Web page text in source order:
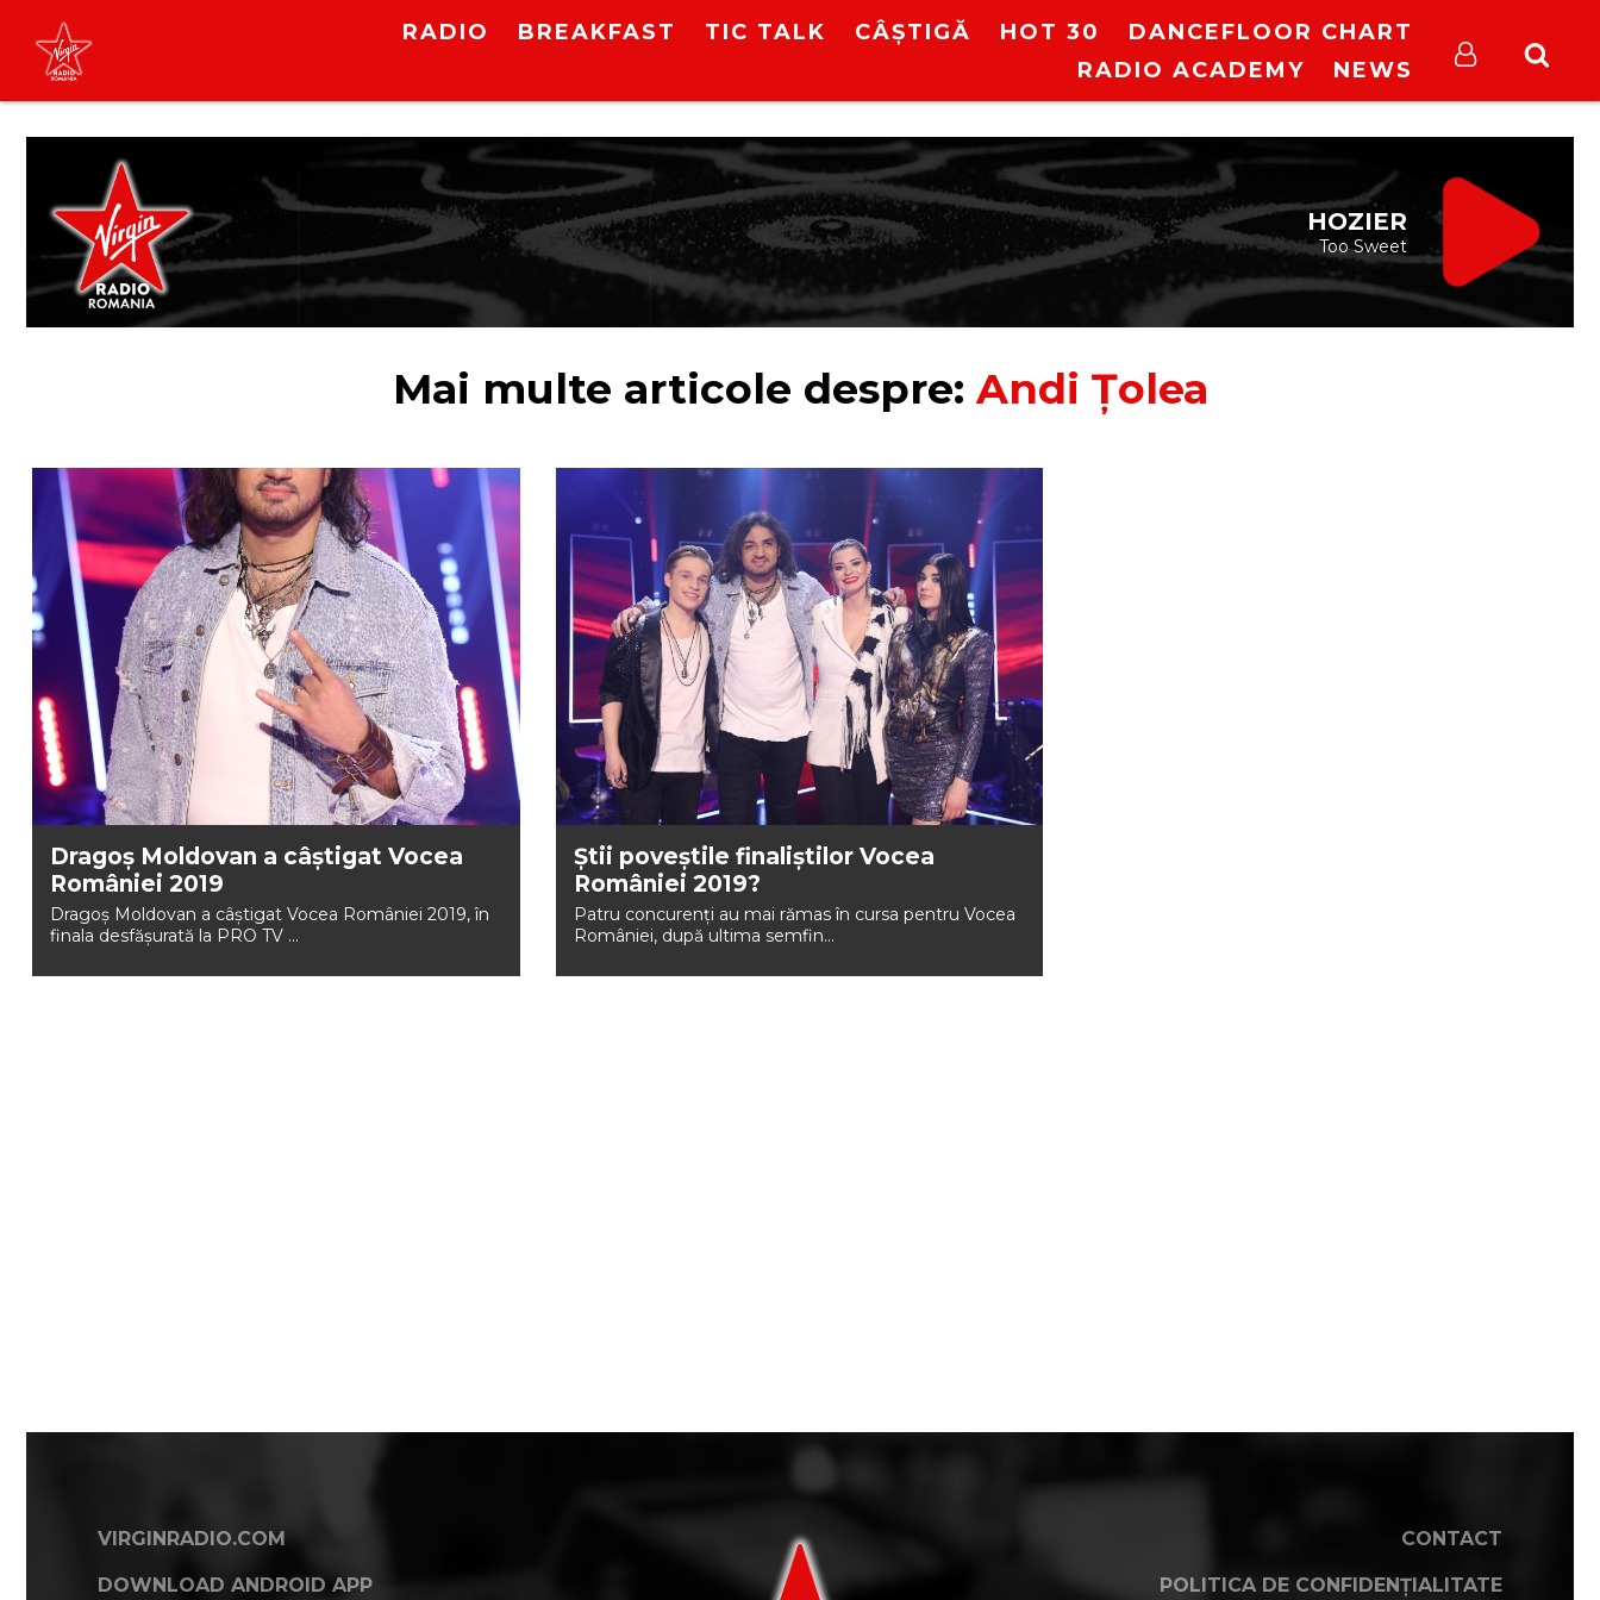
RADIO BREAKFAST TIC TALK CÂȘTIGĂ HOT 30
DANCEFLOOR CHART
RADIO ACADEMY
NEWS
HOZIER
Too Sweet
Mai multe articole despre:Andi Țolea
Dragoș Moldovan a câștigat Vocea
României 2019
Dragoș Moldovan a câștigat Vocea României 2019, în
finala desfăşurată la PRO TV ...
Știi poveștile finaliștilor Vocea
României 2019?
Patru concurenți au mai rămas în cursa pentru Vocea
României, după ultima semfin...
VIRGINRADIO.COM
DOWNLOAD ANDROID APP
CONTACT
POLITICA DE CONFIDENȚIALITATE